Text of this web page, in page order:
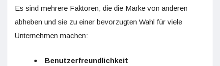
Es sind mehrere Faktoren, die die Marke von anderen
abheben und sie zu einer bevorzugten Wahl für viele
Unternehmen machen:
Benutzerfreundlichkeit